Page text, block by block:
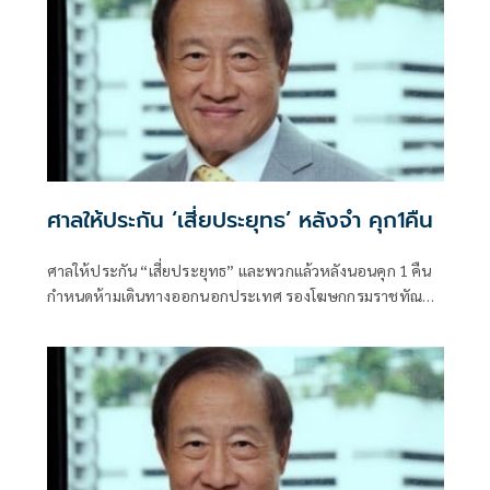
ศาลให้ประกัน ‘เสี่ยประยุทธ’ หลังจำ คุก1คืน
ศาลให้ประกัน “เสี่ยประยุทธ” และพวกแล้วหลังนอนคุก 1 คืน
กำหนดห้ามเดินทางออกนอกประเทศ รองโฆษกกรมราชทัณฑ์